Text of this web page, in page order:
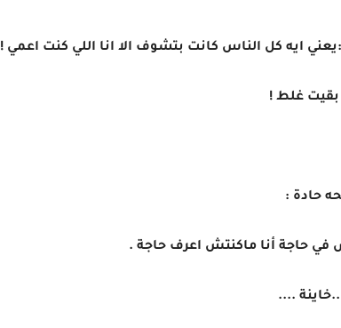
ايه كل الناس كانت بتشوف الا انا اللي كنت اعمي !
بقيت غلط !
حادة :
في حاجة أنا ماكنتش اعرف حاجة .
....